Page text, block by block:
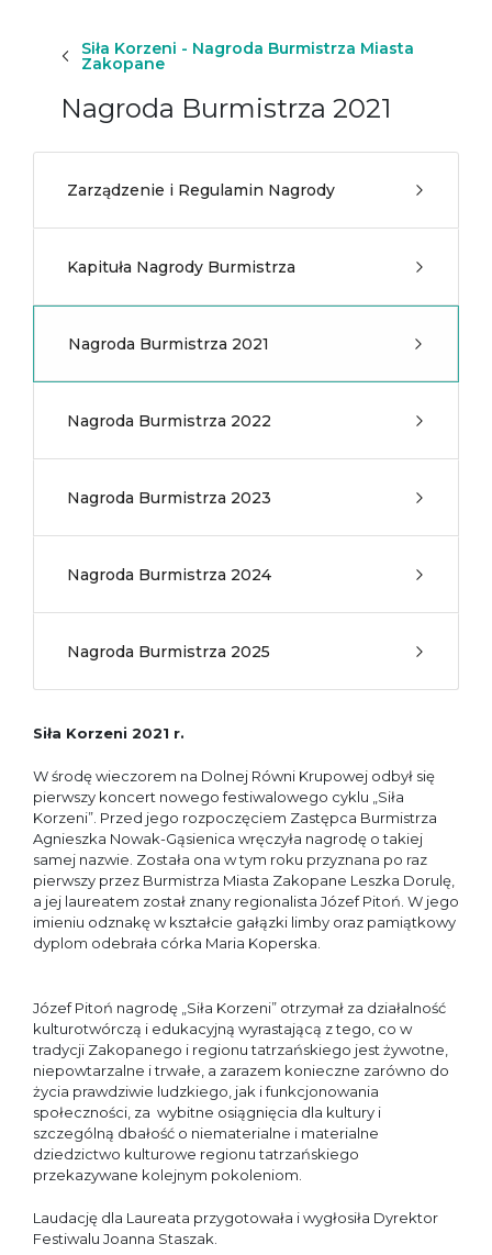
Siła Korzeni - Nagroda Burmistrza Miasta
Zakopane
Nagroda Burmistrza 2021
Zarządzenie i Regulamin Nagrody
Kapituła Nagrody Burmistrza
Nagroda Burmistrza 2021
Nagroda Burmistrza 2022
Nagroda Burmistrza 2023
Nagroda Burmistrza 2024
Nagroda Burmistrza 2025
Siła Korzeni 2021 r.
W środę wieczorem na Dolnej Równi Krupowej odbył się
pierwszy koncert nowego festiwalowego cyklu „Siła
Korzeni”. Przed jego rozpoczęciem Zastępca Burmistrza
Agnieszka Nowak-Gąsienica wręczyła nagrodę o takiej
samej nazwie. Została ona w tym roku przyznana po raz
pierwszy przez Burmistrza Miasta Zakopane Leszka Dorulę,
a jej laureatem został znany regionalista Józef Pitoń. W jego
imieniu odznakę w kształcie gałązki limby oraz pamiątkowy
dyplom odebrała córka Maria Koperska.
Józef Pitoń nagrodę „Siła Korzeni” otrzymał za działalność
kulturotwórczą i edukacyjną wyrastającą z tego, co w
tradycji Zakopanego i regionu tatrzańskiego jest żywotne,
niepowtarzalne i trwałe, a zarazem konieczne zarówno do
życia prawdziwie ludzkiego, jak i funkcjonowania
społeczności, za wybitne osiągnięcia dla kultury i
szczególną dbałość o niematerialne i materialne
dziedzictwo kulturowe regionu tatrzańskiego
przekazywane kolejnym pokoleniom.
Laudację dla Laureata przygotowała i wygłosiła Dyrektor
Festiwalu Joanna Staszak.